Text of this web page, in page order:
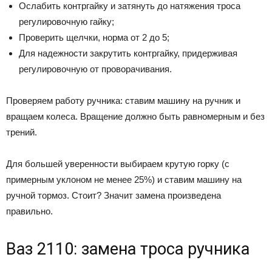
Ослабить контргайку и затянуть до натяжения троса
регулировочную гайку;
Проверить щелчки, норма от 2 до 5;
Для надежности закрутить контргайку, придерживая
регулировочную от проворачивания.
Проверяем работу ручника: ставим машину на ручник и
вращаем колеса. Вращение должно быть равномерным и без
трений.
Для большей уверенности выбираем крутую горку (с
примерным уклоном не менее 25%) и ставим машину на
ручной тормоз. Стоит? Значит замена произведена
правильно.
Ваз 2110: замена троса ручника